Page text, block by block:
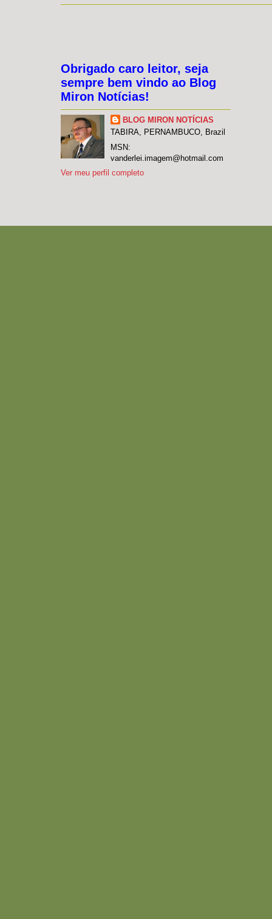
Obrigado caro leitor, seja
sempre bem vindo ao Blog
Miron Notícias!
BLOG MIRON NOTÍCIAS
TABIRA, PERNAMBUCO, Brazil
MSN:
vanderlei.imagem@hotmail.com
Ver meu perfil completo